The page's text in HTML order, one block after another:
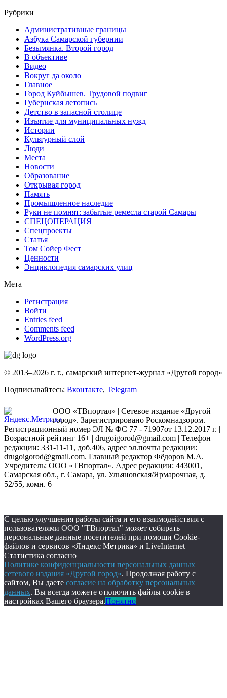
Рубрики
Административные границы
Азбука Самарской губернии
Безымянка. Второй город
В объективе
Видео
Вокруг да около
Главное
Город Куйбышев. Трудовой подвиг
Губернская летопись
Детство в запасной столице
Изъятие для муниципальных нужд
Истории
Культурный слой
Люди
Места
Новости
Образование
Открывая город
Память
Промышленное наследие
Руки не помнят: забытые ремесла старой Самары
СПЕЦОПЕРАЦИЯ
Спецпроекты
Статья
Том Сойер Фест
Ценности
Энциклопедия самарских улиц
Мета
Регистрация
Войти
Entries feed
Comments feed
WordPress.org
© 2013–2026 г. г., самарский интернет-журнал «Другой город»
Подписывайтесь: Вконтакте, Telegram
ООО «ТВпортал» | Сетевое издание «Другой
город». Зарегистрировано Роскомнадзором.
Регистрационный номер ЭЛ № ФС 77 - 71907от 13.12.2017 г. |
Возрастной рейтинг 16+ | drugoigorod@gmail.com | Телефон
редакции: 331-11-11, доб.406, адрес эл.почты редакции:
drugoigorod@gmail.com. Главный редактор Фёдоров М.А.
Учредитель: ООО «ТВпортал». Адрес редакции: 443001,
Самарская обл., г. Самара, ул. Ульяновская/Ярмарочная, д.
52/55, комн. 6
С целью улучшения работы сайта и его взаимодействия с
пользователями ООО "ТВпортал" может собирать
персональные данные посетителей при помощи Cookie-
файлов и сервисов «Яндекс Метрика» и LiveInternet
Статистика согласно
Политике конфиденциальности персональных данных
сетевого издания «Другой город». Продолжая работу с
сайтом, Вы даете согласие на обработку персональных
данных. Вы всегда можете отключить файлы cookie в
настройках Вашего браузера.Понятно